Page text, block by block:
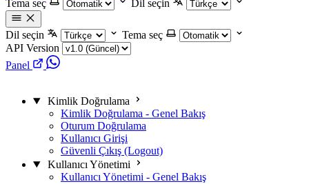
Tema seç
Dil seçin
Dil seçin
Tema seç
API Version
Panel
Kimlik Doğrulama
Kimlik Doğrulama - Genel Bakış
Oturum Doğrulama
Kullanıcı Girişi
Güvenli Çıkış (Logout)
Kullanıcı Yönetimi
Kullanıcı Yönetimi - Genel Bakış